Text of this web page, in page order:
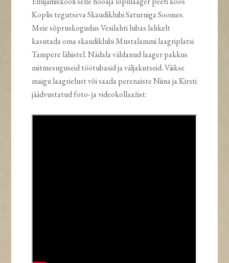
Koplis tegutseva Skaudiklubi Saturniga Soomes.
Meie sõpruskogudus Vesilahti lubas lahkelt
kasutada oma skaudiklubi Mustalammi laagriplatsi
Tampere lähistel. Nädala väldanud laager pakkus
mitmesuguseid töötubasid ja väljakutseid. Väikse
maigu laagrielust või saada perenaiste Niina ja Kirsti
jäädvustatud foto- ja videokollaažist: